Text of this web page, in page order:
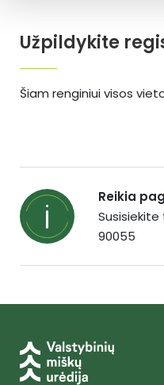
Užpildykite
Šiam renginiui visos
Reikia
Susisiekite
90055